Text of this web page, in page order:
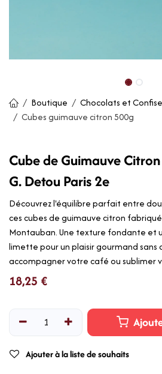
Boutique
Chocolats et
Cubes guimauve citron 500g
Cube de Guimauve
G. Detou Paris 2e
Découvrez l'équilibre parfait entre
ces cubes de guimauve citron
Montauban. Une texture fondante et
limette pour un plaisir gourmand
accompagner votre café ou sublimer
18,25 €
Ajouter à la liste de souhaits